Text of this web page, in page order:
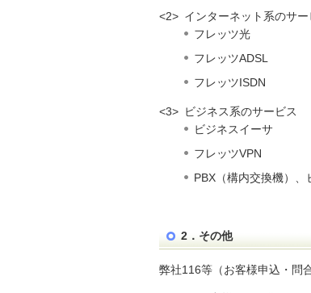
<2> インターネット系のサー
フレッツ光
フレッツADSL
フレッツISDN
<3> ビジネス系のサービス
ビジネスイーサ
フレッツVPN
PBX（構内交換機）、
2．その他
弊社116等（お客様申込・問